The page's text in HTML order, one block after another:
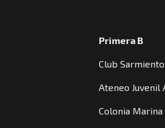
Primera B
Club
Ateneo Juvenil
Colonia Marina